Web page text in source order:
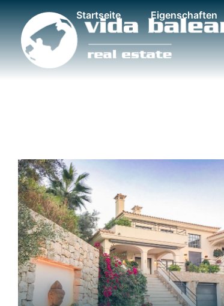
Startseite Eigenschaften